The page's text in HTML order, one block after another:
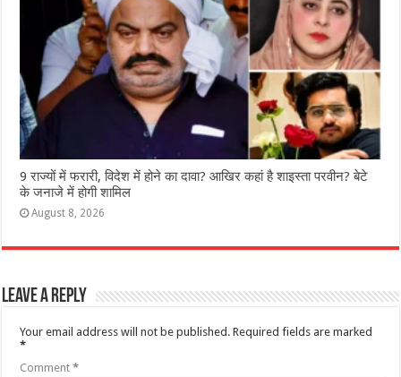
9 राज्‍यों में फरारी, व‍िदेश में होने का दावा? आख‍िर कहां है शाइस्‍ता परवीन? बेटे
के जनाजे में होगी शामिल
August 8, 2026
Leave a Reply
Your email address will not be published. Required fields are marked
*
Comment*